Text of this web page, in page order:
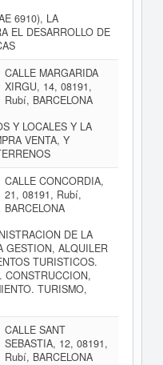
6910), LA
EL DESARROLLO DE
CALLE MARGARIDA
XIRGU, 14, 08191,
Rubí, BARCELONA
Y LOCALES Y LA
VENTA, Y
CALLE CONCORDIA,
21, 08191, Rubí,
BARCELONA
DE LA
GESTION, ALQUILER
TURISTICOS.
CONSTRUCCION,
TURISMO,
CALLE SANT
SEBASTIA, 12, 08191,
Rubí, BARCELONA